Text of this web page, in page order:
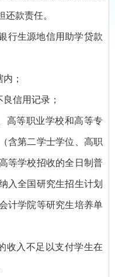
款责任。
行生源地信用助学贷款
；
信用记录；
高等职业学校和高等专
含第二学士学位、高职
等学校招收的全日制普
入全国研究生招生计划
计学院等研究生培养单
收入不足以支付学生在